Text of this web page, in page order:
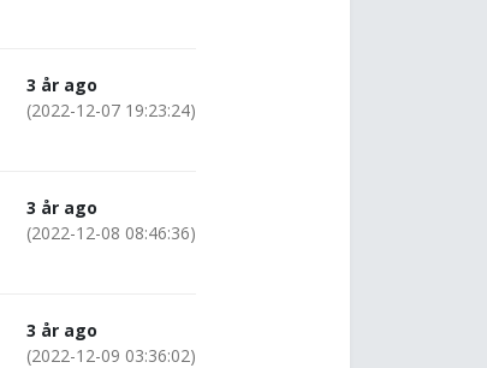
3 år ago
(2022-12-07 19:23:24)
3 år ago
(2022-12-08 08:46:36)
3 år ago
(2022-12-09 03:36:02)